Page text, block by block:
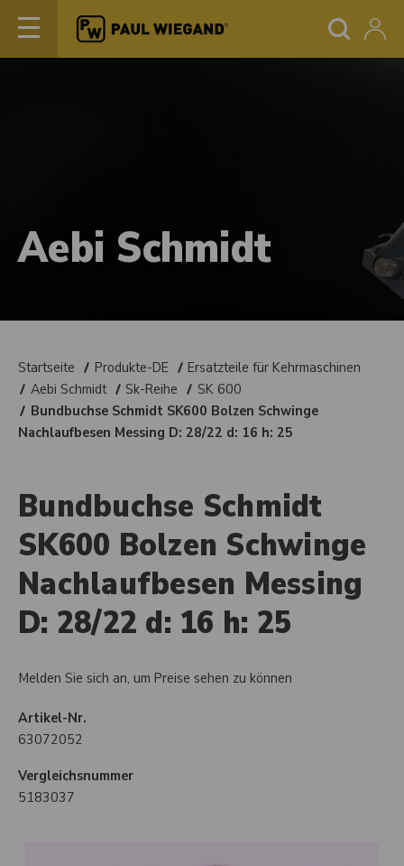
Aebi Schmidt
Startseite Produkte-DE
Ersatzteile für Kehrmaschinen
Aebi Schmidt
Sk-Reihe
SK 600
Bundbuchse Schmidt SK600 Bolzen Schwinge
Nachlaufbesen Messing D: 28/22 d: 16 h: 25
Bundbuchse Schmidt
SK600 Bolzen Schwinge
Nachlaufbesen Messing
D: 28/22 d: 16 h: 25
Melden Sie sich an, um Preise sehen zu können
Artikel-Nr.
63072052
Vergleichsnummer
5183037